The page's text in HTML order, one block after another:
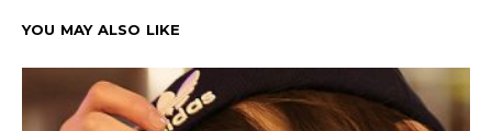
YOU MAY ALSO LIKE